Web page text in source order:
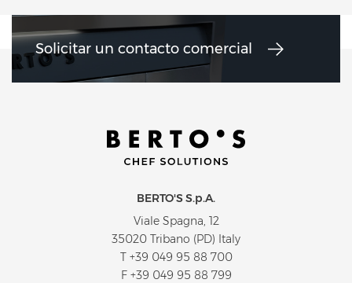
Solicitar un contacto comercial
BERTO'S S.p.A.
Viale Spagna, 12
35020 Tribano (PD) Italy
T +39 049 95 88 700
F +39 049 95 88 799